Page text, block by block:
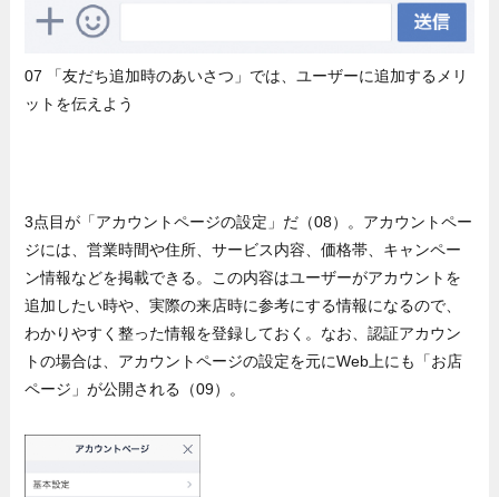
07 「友だち追加時のあいさつ」では、ユーザーに追加するメリ
ットを伝えよう
3点目が「アカウントページの設定」だ（08）。アカウントペー
ジには、営業時間や住所、サービス内容、価格帯、キャンペー
ン情報などを掲載できる。この内容はユーザーがアカウントを
追加したい時や、実際の来店時に参考にする情報になるので、
わかりやすく整った情報を登録しておく。なお、認証アカウン
トの場合は、アカウントページの設定を元にWeb上にも「お店
ページ」が公開される（09）。